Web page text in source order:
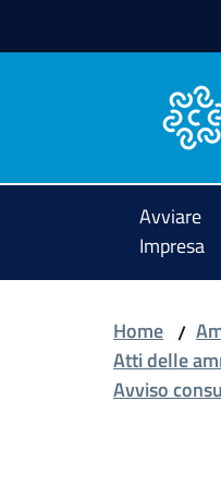
Avviare
Impresa
Home /
Atti delle
Avviso